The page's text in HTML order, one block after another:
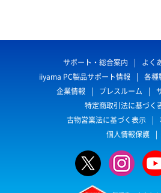
サポート・総合案内
よく
iiyama PC製品サポート情報
各種
企業情報
プレスルーム
特定商取引法に基づく
古物営業法に基づく表示
個人情報保護